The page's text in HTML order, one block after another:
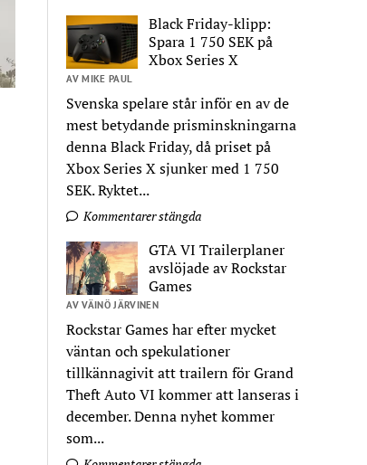
Black Friday-klipp:
Spara 1 750 SEK på
Xbox Series X
AV MIKE PAUL
Svenska spelare står inför en av de
mest betydande prisminskningarna
denna Black Friday, då priset på
Xbox Series X sjunker med 1 750
SEK. Ryktet...
Kommentarer stängda
GTA VI Trailerplaner
avslöjade av Rockstar
Games
AV VÄINÖ JÄRVINEN
Rockstar Games har efter mycket
väntan och spekulationer
tillkännagivit att trailern för Grand
Theft Auto VI kommer att lanseras i
december. Denna nyhet kommer
som...